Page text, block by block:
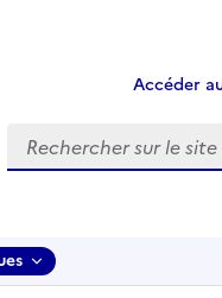
Accéder
Recherche